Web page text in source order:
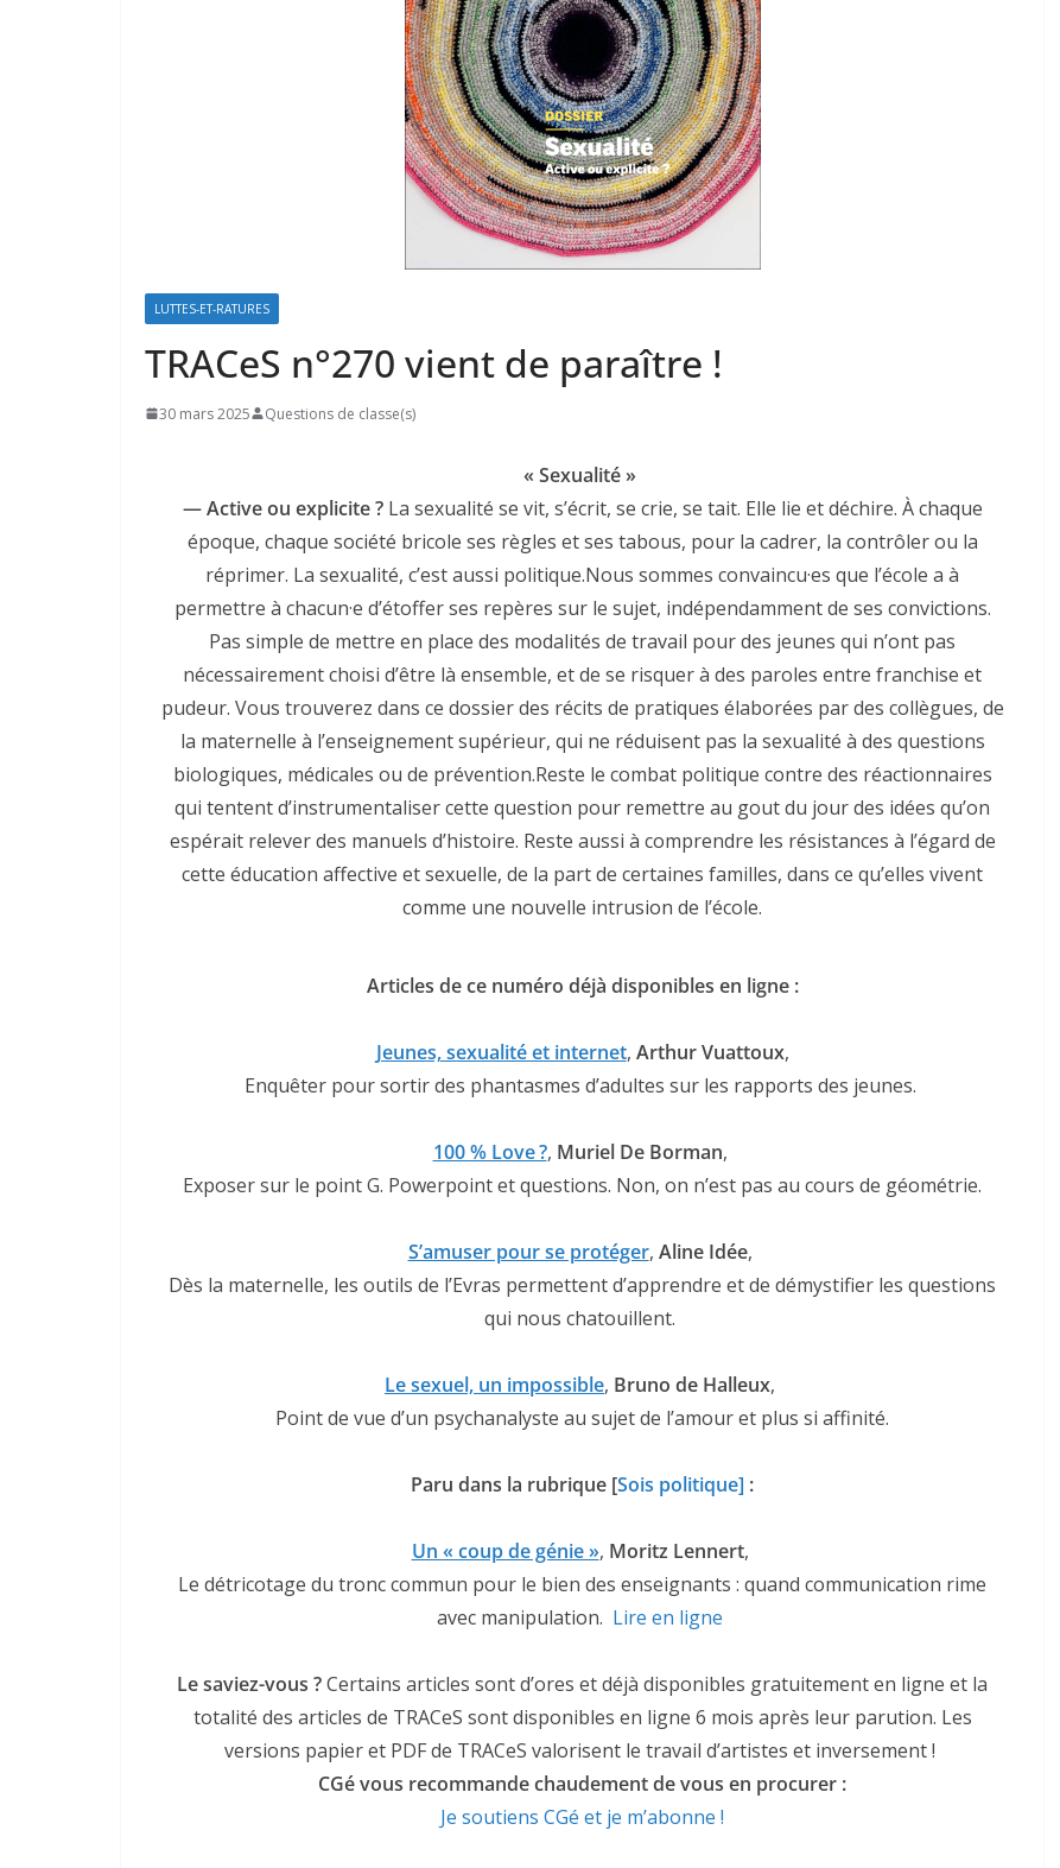
LUTTES-ET-RATURES
TRACeS n°270 vient de paraître !
30 mars 2025 Questions de classe(s)
« Sexualité »
— Active ou explicite ?La sexualité se vit, s’écrit, se crie, se tait. Elle lie et déchire. À chaque
époque, chaque société bricole ses règles et ses tabous, pour la cadrer, la contrôler ou la
réprimer. La sexualité, c’est aussi politique.Nous sommes convaincu·es que l’école a à
permettre à chacun·e d’étoffer ses repères sur le sujet, indépendamment de ses convictions.
Pas simple de mettre en place des modalités de travail pour des jeunes qui n’ont pas
nécessairement choisi d’être là ensemble, et de se risquer à des paroles entre franchise et
pudeur. Vous trouverez dans ce dossier des récits de pratiques élaborées par des collègues, de
la maternelle à l’enseignement supérieur, qui ne réduisent pas la sexualité à des questions
biologiques, médicales ou de prévention.Reste le combat politique contre des réactionnaires
qui tentent d’instrumentaliser cette question pour remettre au gout du jour des idées qu’on
espérait relever des manuels d’histoire. Reste aussi à comprendre les résistances à l’égard de
cette éducation affective et sexuelle, de la part de certaines familles, dans ce qu’elles vivent
comme une nouvelle intrusion de l’école.
Articles de ce numéro déjà disponibles en ligne :
Jeunes, sexualité et internet, Arthur Vuattoux,
Enquêter pour sortir des phantasmes d’adultes sur les rapports des jeunes.
100 % Love ?, Muriel De Borman,
Exposer sur le point G. Powerpoint et questions. Non, on n’est pas au cours de géométrie.
S’amuser pour se protéger, Aline Idée,
Dès la maternelle, les outils de l’Evras permettent d’apprendre et de démystifier les questions
qui nous chatouillent.
Le sexuel, un impossible, Bruno de Halleux,
Point de vue d’un psychanalyste au sujet de l’amour et plus si affinité.
Paru dans la rubrique [Sois politique] :
Un « coup de génie », Moritz Lennert,
Le détricotage du tronc commun pour le bien des enseignants : quand communication rime
avec manipulation. ­ Lire en ligne
Le saviez-vous ?Certains articles sont d’ores et déjà disponibles gratuitement en ligne et la
totalité des articles de TRACeS sont disponibles en ligne 6 mois après leur parution. Les
versions papier et PDF de TRACeS valorisent le travail d’artistes et inversement !
CGé vous recommande chaudement de vous en procurer :
Je soutiens CGé et je m’abonne !